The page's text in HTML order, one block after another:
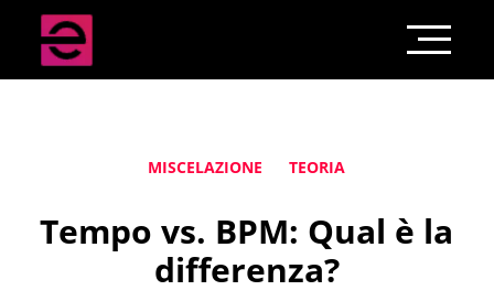
MISCELAZIONE TEORIA
Tempo vs. BPM: Qual è la
differenza?